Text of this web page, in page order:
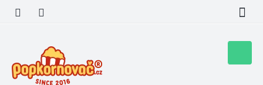
obsah
košík